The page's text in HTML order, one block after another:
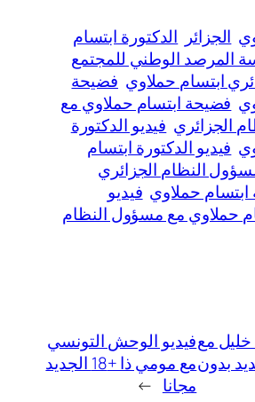
الجزائر الدكتورة ابتسام
المرصد الوطني للمجتمع
ابتسام حملاوي فضيحة
فضيحة ابتسام حملاوي مع
الجزائري فيديو الدكتورة
فيديو الدكتورة ابتسام
النظام الجزائري
حملاوي فيديو
حملاوي مع مسؤول النظام
مع
+18 الجديد بدون
فيديو الوحش التونسي
مع مومي ذا +18 الجديد
مجانا →